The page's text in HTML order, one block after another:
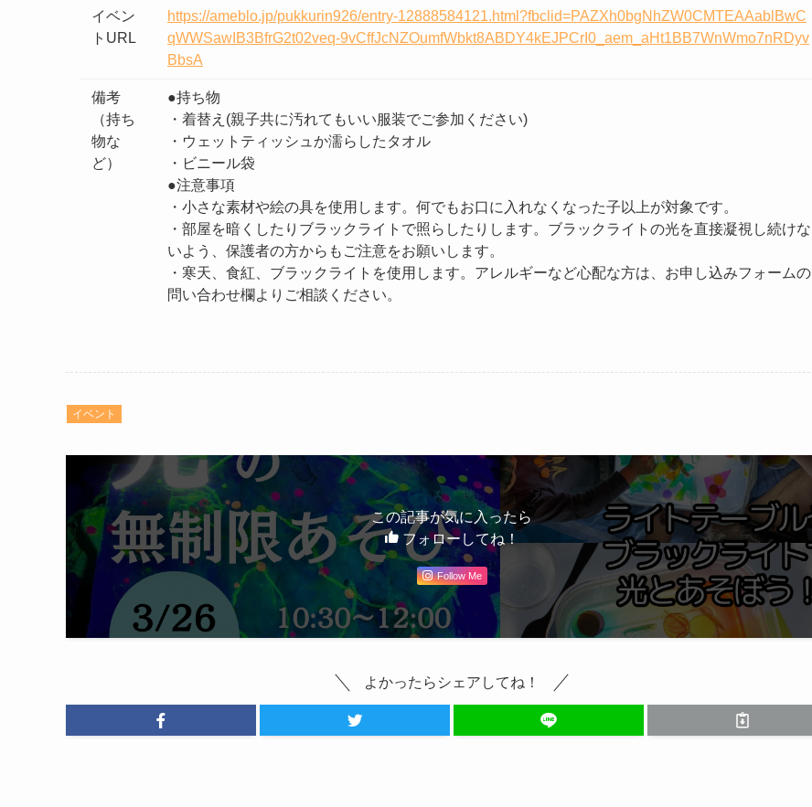
イベン
トURL
https://ameblo.jp/pukkurin926/entry-12888584121.html?fbclid=PAZXh0bgNhZW0CMTEAAablBwC
qWWSawIB3BfrG2t02veq-9vCffJcNZOumfWbkt8ABDY4kEJPCrI0_aem_aHt1BB7WnWmo7nRDyv
BbsA
備考
（持ち
物な
ど）
●持ち物
・着替え(親子共に汚れてもいい服装でご参加ください)
・ウェットティッシュか濡らしたタオル
・ビニール袋
●注意事項
・小さな素材や絵の具を使用します。何でもお口に入れなくなった子以上が対象です。
・部屋を暗くしたりブラックライトで照らしたりします。ブラックライトの光を直接凝視し続けな
いよう、保護者の方からもご注意をお願いします。
・寒天、食紅、ブラックライトを使用します。アレルギーなど心配な方は、お申し込みフォームの
問い合わせ欄よりご相談ください。
イベント
この記事が気に入ったら
フォローしてね！
Follow Me
よかったらシェアしてね！